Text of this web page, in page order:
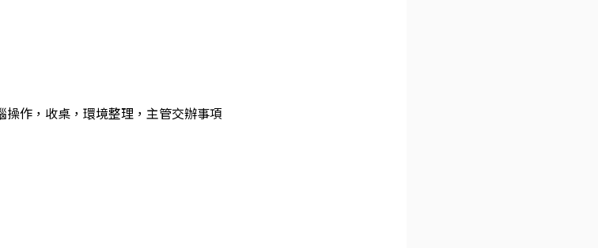
作，收桌，環境整理，主管交辦事項